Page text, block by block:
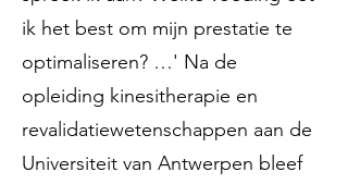
ik het best om mijn prestatie te
optimaliseren? …' Na de
opleiding kinesitherapie en
revalidatiewetenschappen aan de
Universiteit van Antwerpen bleef